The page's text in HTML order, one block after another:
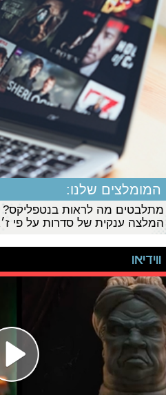
המומלצים שלנו:
מתלבטים מה לראות בנטפליקס?
המלצה ענקית של סדרות על פי
ווידיאו